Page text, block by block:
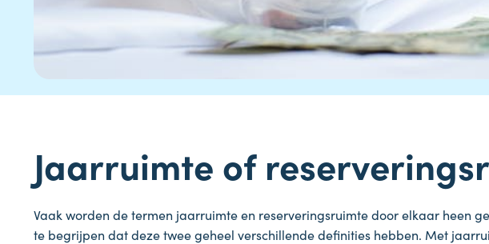
Jaarruimte of
Vaak worden de termen jaarruimte en reserveringsruimte door elkaar heen
te begrijpen dat deze twee geheel verschillende definities hebben. Met